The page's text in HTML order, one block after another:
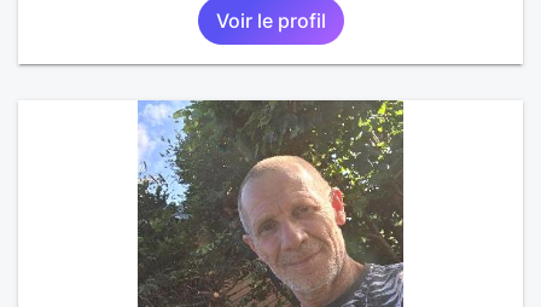
Voir le profil